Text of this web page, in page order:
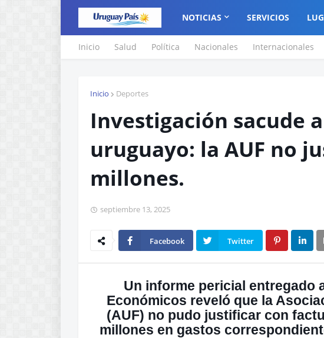
NOTICIAS SERVICIOS
Inicio Salud Política Nacionales Internacionales
Inicio Deportes
Investigación sacude
uruguayo: la AUF no
millones.
septiembre 13, 2025
Facebook Twitter
Un informe pericial entregado
Económicos reveló que la
(AUF) no pudo justificar con
millones en gastos